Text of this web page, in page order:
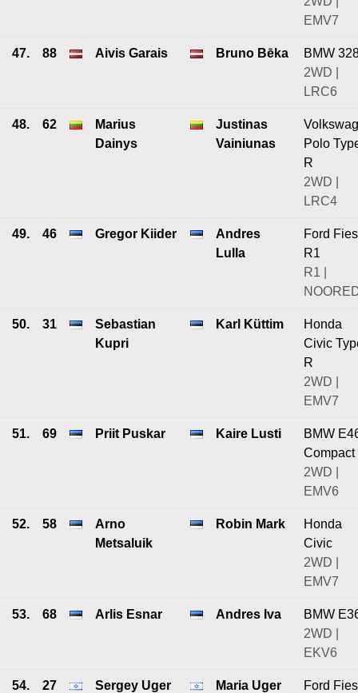
EMV7
47. 88 Aivis Garais Bruno Bēka
BMW
2WD |
LRC6
48. 62
Marius
Dainys
Justinas
Vainiunas
Polo
R
2WD |
LRC4
49. 46 Gregor Kiider
Andres
Lulla
Ford
R1
R1 |
50. 31
Sebastian
Kupri
Karl Küttim
Honda
Civic
R
2WD |
EMV7
51. 69 Priit Puskar Kaire Lusti
BMW
Compact
2WD |
EMV6
52. 58
Arno
Metsaluik
Robin Mark
Honda
Civic
2WD |
EMV7
53. 68 Arlis Esnar Andres Iva
BMW
2WD |
EKV6
54. 27 Sergey Uger Maria Uger
Ford